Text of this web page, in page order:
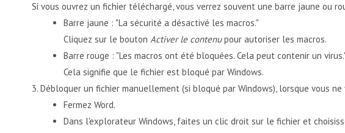
Si vous ouvrez un fichier téléchargé, vous verrez souvent une barre jaune ou
Barre jaune : "La sécurité a désactivé les macros."
Cliquez sur le bouton Activer le contenupour autoriser les macros.
Barre rouge : "Les macros ont été bloquées. Cela peut contenir un
Cela signifie que le fichier est bloqué par Windows.
Débloquer un fichier manuellement (si bloqué par Windows), lorsque vous
Fermez Word.
Dans l'explorateur Windows, faites un clic droit sur le fichier et